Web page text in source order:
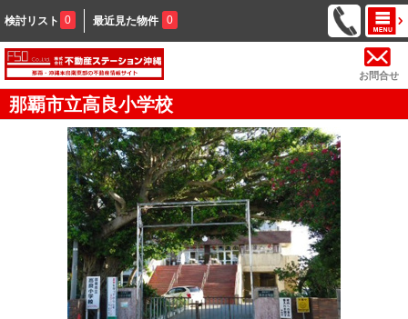
検討リスト 0 最近見た物件 0
お問合せ
那覇市立高良小学校